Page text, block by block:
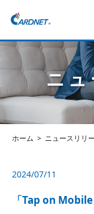
ニ
ホーム ニュースリリ
2024/07/11
「Tap on